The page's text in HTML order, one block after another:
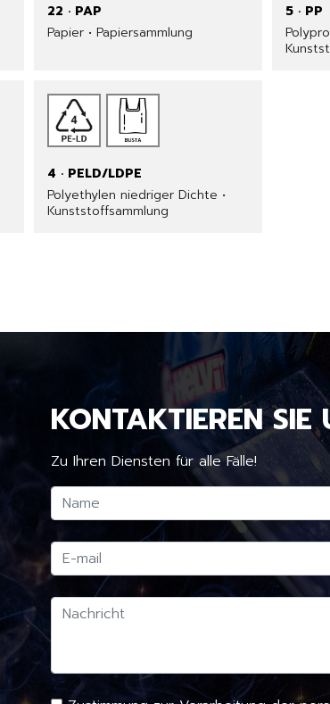
22 · PAP
Papier • Papiersammlung
5 · PP
4 · PELD/LDPE
Polyethylen niedriger Dichte •
Kunststoffsammlung
KONTAKTIEREN SIE
Zu Ihren Diensten für alle Fälle!